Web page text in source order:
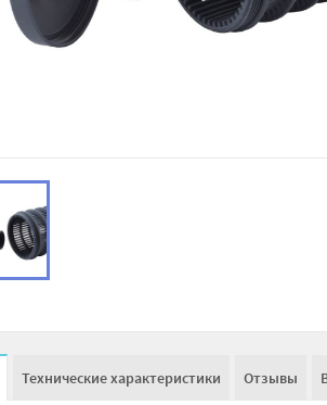
Технические характеристики Отзывы